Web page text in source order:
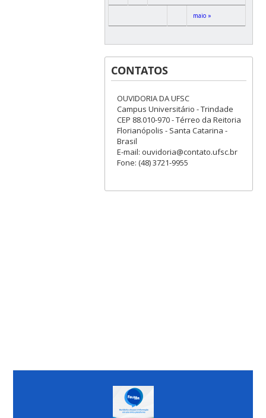
maio »
CONTATOS
OUVIDORIA DA UFSC
Campus Universitário - Trindade
CEP 88.010-970 - Térreo da Reitoria
Florianópolis - Santa Catarina -
Brasil
E-mail: ouvidoria@contato.ufsc.br
Fone: (48) 3721-9955